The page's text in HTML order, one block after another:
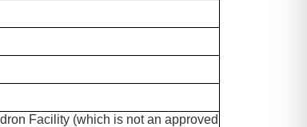
Facility (which is not an approved